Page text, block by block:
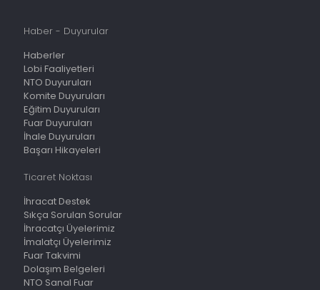
Haber - Duyurular
Haberler
Lobi Faaliyetleri
NTO Duyuruları
Komite Duyuruları
Eğitim Duyuruları
Fuar Duyuruları
İhale Duyuruları
Başarı Hikayeleri
Ticaret Noktası
İhracat Destek
Sıkça Sorulan Sorular
İhracatçı Üyelerimiz
İmalatçı Üyelerimiz
Fuar Takvimi
Dolaşım Belgeleri
NTO Sanal Fuar